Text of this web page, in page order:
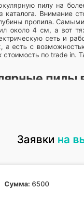
пилу на
каталога. Внимание
пропила.
около 4 см, а вот
сеть и
а есть с
стоимость по trade
пилы
У нас она одна
и вода будут
Заявки на
Сумма: 6500